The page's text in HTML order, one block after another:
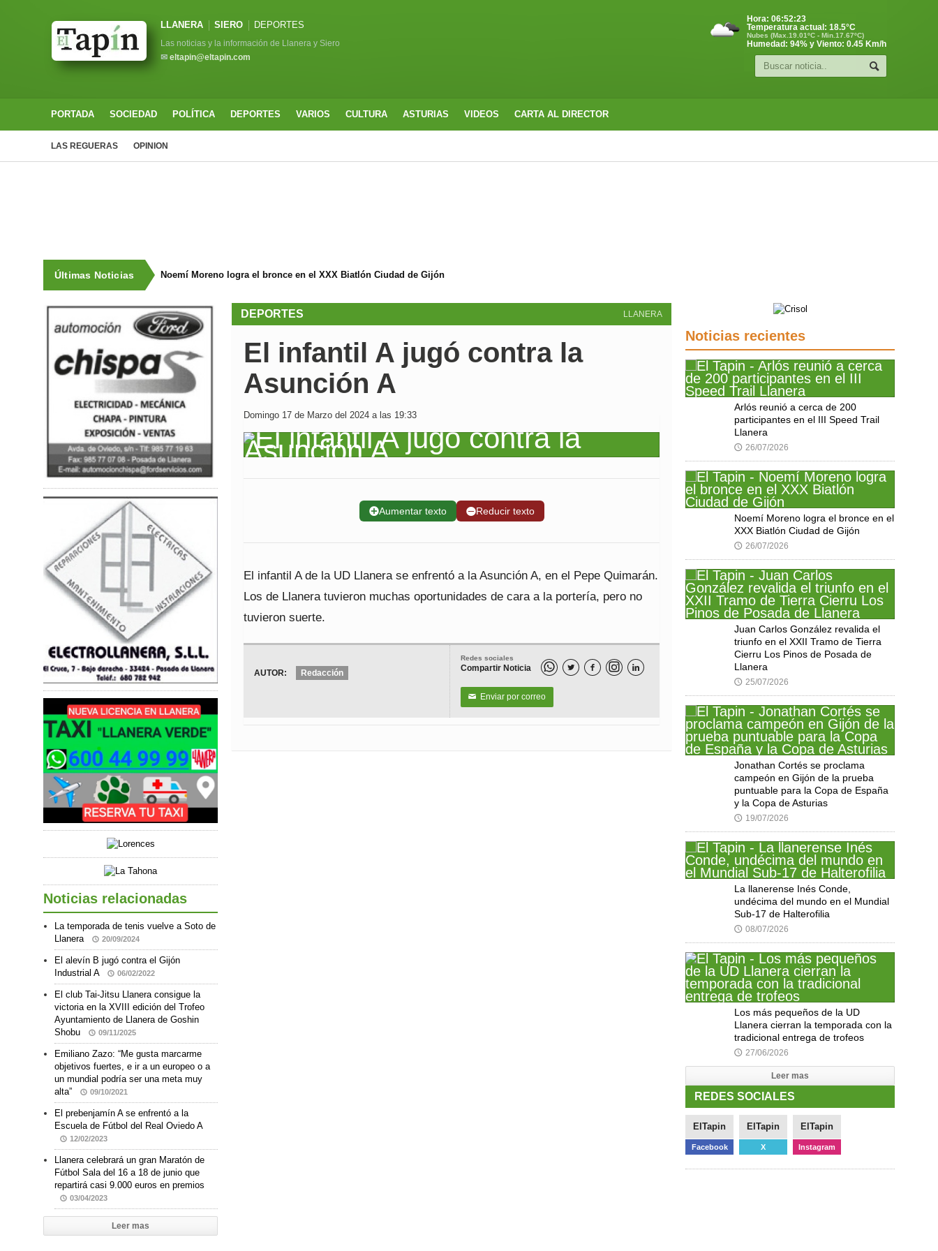
LLANERA SIERO DEPORTES
Las noticias y la información de Llanera y Siero
✉ eltapin@eltapin.com
Hora: 06:52:23
Temperatura actual: 18.5°C
Nubes (Max.19.01ºC - Min.17.67ºC)
Humedad: 94% y Viento: 0.45 Km/h
PORTADA SOCIEDAD POLÍTICA DEPORTES VARIOS CULTURA ASTURIAS VIDEOS CARTA AL DIRECTOR
LAS REGUERAS OPINION
Últimas Noticias Noemí Moreno logra el bronce en el XXX Biatlón Ciudad de Gijón
LLANERA
DEPORTES
El infantil A jugó contra la
Asunción A
Domingo 17 de Marzo del 2024 a las 19:33
➕Aumentar texto ➖Reducir texto
El infantil A de la UD Llanera se enfrentó a la Asunción A, en el Pepe Quimarán.
Los de Llanera tuvieron muchas oportunidades de cara a la portería, pero no
tuvieron suerte.
Redes sociales
Compartir Noticia   
✉ Enviar por correo
AUTOR: Redacción
Noticias relacionadas
La temporada de tenis vuelve a Soto de
Llanera
20/09/2024
El alevín B jugó contra el Gijón
Industrial A
06/02/2022
El club Tai-Jitsu Llanera consigue la
victoria en la XVIII edición del Trofeo
Ayuntamiento de Llanera de Goshin
Shobu
09/11/2025
Emiliano Zazo: “Me gusta marcarme
objetivos fuertes, e ir a un europeo o a
un mundial podría ser una meta muy
alta”
09/10/2021
El prebenjamín A se enfrentó a la
Escuela de Fútbol del Real Oviedo A
12/02/2023
Llanera celebrará un gran Maratón de
Fútbol Sala del 16 a 18 de junio que
repartirá casi 9.000 euros en premios
03/04/2023
Leer mas
Noticias recientes
Arlós reunió a cerca de 200
participantes en el III Speed Trail
Llanera
🕔 26/07/2026
Noemí Moreno logra el bronce en el
XXX Biatlón Ciudad de Gijón
🕔 26/07/2026
Juan Carlos González revalida el
triunfo en el XXII Tramo de Tierra
Cierru Los Pinos de Posada de
Llanera
🕔 25/07/2026
Jonathan Cortés se proclama
campeón en Gijón de la prueba
puntuable para la Copa de España
y la Copa de Asturias
🕔 19/07/2026
La llanerense Inés Conde,
undécima del mundo en el Mundial
Sub-17 de Halterofilia
🕔 08/07/2026
Los más pequeños de la UD
Llanera cierran la temporada con la
tradicional entrega de trofeos
🕔 27/06/2026
Leer mas
REDES SOCIALES
ElTapin
Facebook
ElTapin
X
ElTapin
Instagram